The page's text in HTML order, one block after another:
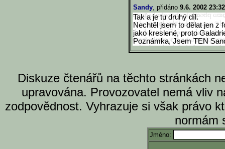
Sandy, přidáno 9.6. 2002
Tak a je tu druhý díl.
Nechtěl jsem to dělat jen z
jako kreslené, proto
Poznámka, Jsem TEN
Diskuze čtenářů na těchto stránkách
upravována. Provozovatel nemá vliv
zodpovědnost. Vyhrazuje si však právo
normám
Jméno: